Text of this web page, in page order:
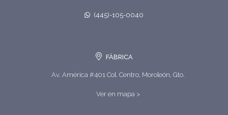
(445)-105-0040
FÁBRICA
Av. América #401 Col. Centro, Moroleón, Gto.
Ver en mapa >